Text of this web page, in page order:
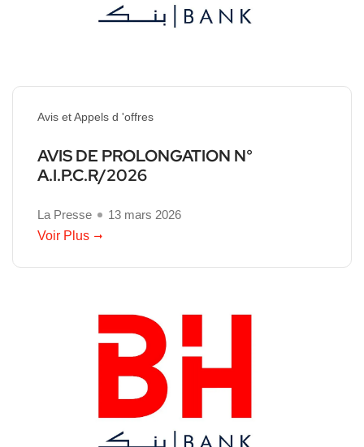
Avis et Appels d 'offres
AVIS DE PROLONGATION N°
A.I.P.C.R/2026
La Presse
13 mars 2026
Voir Plus